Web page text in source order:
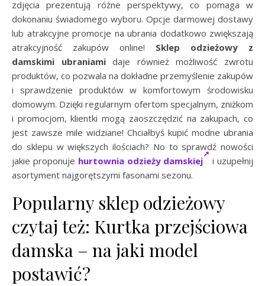
zdjęcia prezentują różne perspektywy, co pomaga w
dokonaniu świadomego wyboru. Opcje darmowej dostawy
lub atrakcyjne promocje na ubrania dodatkowo zwiększają
atrakcyjność zakupów online! Sklep odzieżowy z
damskimi ubraniamidaje również możliwość zwrotu
produktów, co pozwala na dokładne przemyślenie zakupów
i sprawdzenie produktów w komfortowym środowisku
domowym. Dzięki regularnym ofertom specjalnym, zniżkom
i promocjom, klientki mogą zaoszczędzić na zakupach, co
jest zawsze mile widziane! Chciałbyś kupić modne ubrania
do sklepu w większych ilościach? No to sprawdź nowości
jakie proponuje hurtownia odzieży damskiej
i uzupełnij
asortyment najgorętszymi fasonami sezonu.
Popularny sklep odzieżowy
czytaj też: Kurtka przejściowa
damska – na jaki model
postawić?